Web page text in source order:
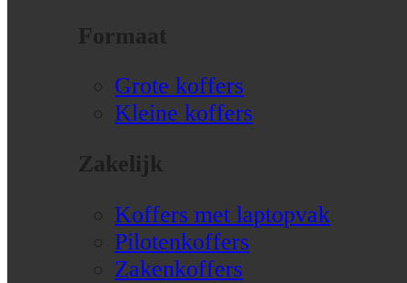
Formaat
Grote koffers
Kleine koffers
Zakelijk
Koffers met laptopvak
Pilotenkoffers
Zakenkoffers